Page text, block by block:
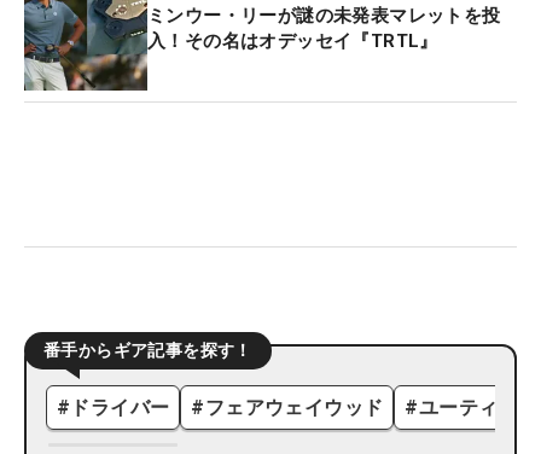
ミンウー・リーが謎の未発表マレットを投
入！その名はオデッセイ『TRTL』
番手からギア記事を探す！
# ドライバー #フェアウェイウッド #ユーティリ